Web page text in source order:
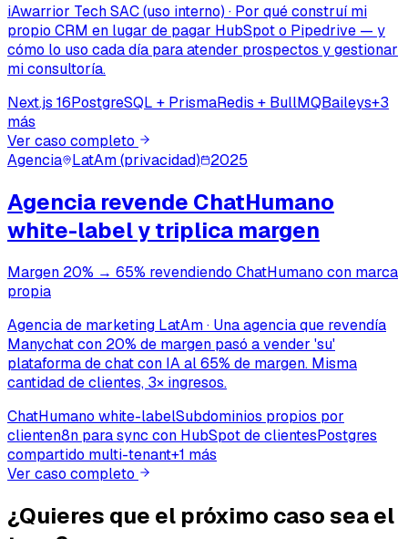
iAwarrior Tech SAC (uso interno) · Por qué construí mi
propio CRM en lugar de pagar HubSpot o Pipedrive — y
cómo lo uso cada día para atender prospectos y gestionar
mi consultoría.
Next.js 16PostgreSQL + PrismaRedis + BullMQBaileys+3
más
Ver caso completo
Agencia LatAm (privacidad) 2025
Agencia revende ChatHumano
white-label y triplica margen
Margen 20% → 65% revendiendo ChatHumano con marca
propia
Agencia de marketing LatAm· Una agencia que revendía
Manychat con 20% de margen pasó a vender 'su'
plataforma de chat con IA al 65% de margen. Misma
cantidad de clientes, 3× ingresos.
ChatHumano white-labelSubdominios propios por
clienten8n para sync con HubSpot de clientesPostgres
compartido multi-tenant+1 más
Ver caso completo
¿Quieres que el próximo casosea el